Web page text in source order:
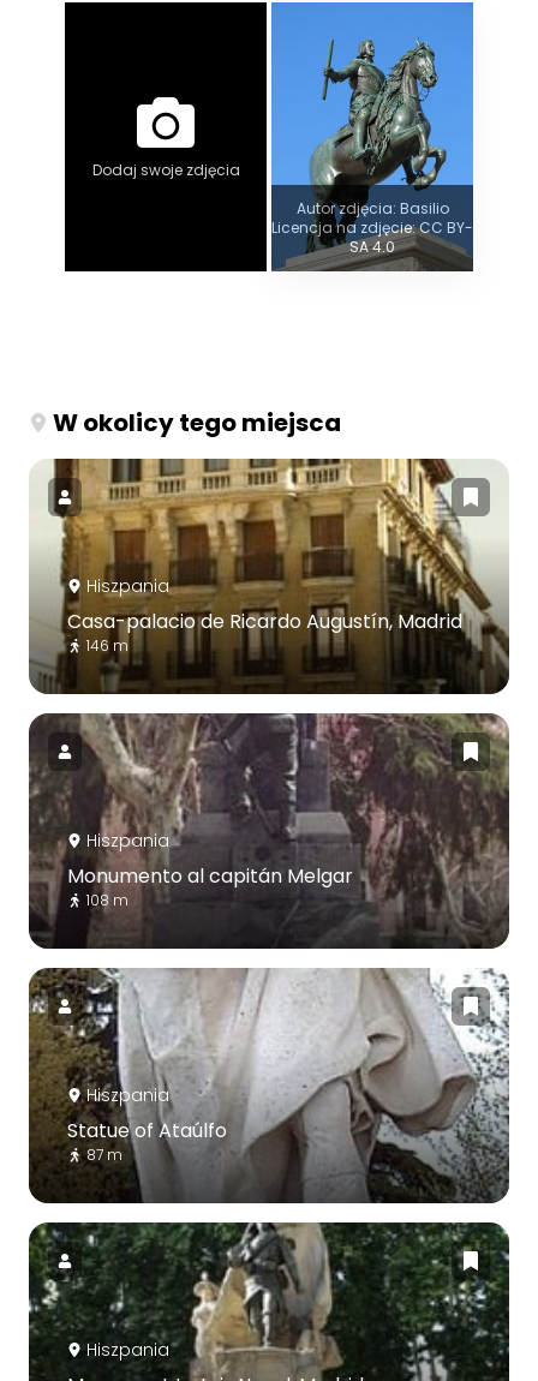
Dodaj swoje zdjęcia
Autor zdjęcia: Basilio
Licencja na zdjęcie: CC BY-
SA 4.0
W okolicy tego miejsca
Hiszpania
Casa-palacio de Ricardo Augustín, Madrid
146 m
Hiszpania
Monumento al capitán Melgar
108 m
Hiszpania
Statue of Ataúlfo
87 m
Hiszpania